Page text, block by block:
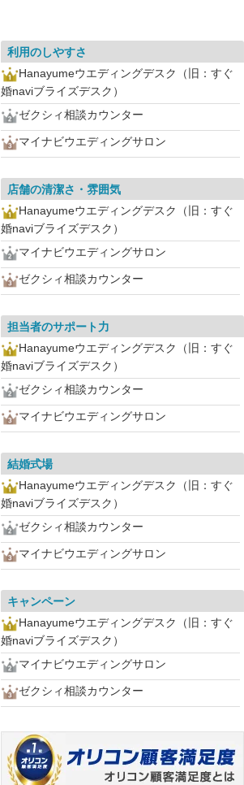
利用のしやすさ
Hanayumeウエディングデスク（旧：すぐ
婚naviブライズデスク）
ゼクシィ相談カウンター
マイナビウエディングサロン
店舗の清潔さ・雰囲気
Hanayumeウエディングデスク（旧：すぐ
婚naviブライズデスク）
マイナビウエディングサロン
ゼクシィ相談カウンター
担当者のサポート力
Hanayumeウエディングデスク（旧：すぐ
婚naviブライズデスク）
ゼクシィ相談カウンター
マイナビウエディングサロン
結婚式場
Hanayumeウエディングデスク（旧：すぐ
婚naviブライズデスク）
ゼクシィ相談カウンター
マイナビウエディングサロン
キャンペーン
Hanayumeウエディングデスク（旧：すぐ
婚naviブライズデスク）
マイナビウエディングサロン
ゼクシィ相談カウンター